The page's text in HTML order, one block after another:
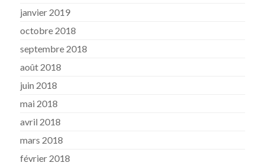
janvier 2019
octobre 2018
septembre 2018
août 2018
juin 2018
mai 2018
avril 2018
mars 2018
février 2018